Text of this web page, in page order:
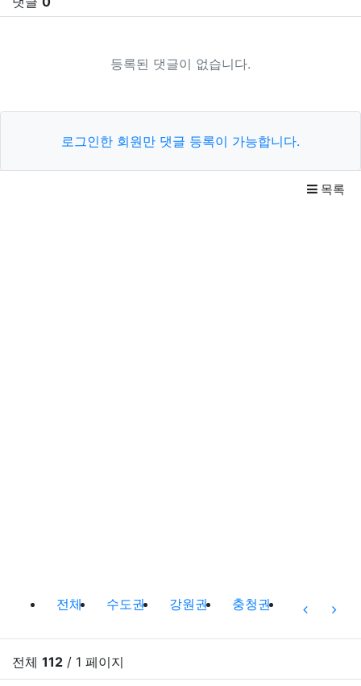
등록된 댓글이 없습니다.
로그인한 회원만 댓글 등록이 가능합니다.
목록
여행정보 분류 목록
전체 수도권 강원권 충청권 경상권
이전 분
다
전체 112 / 1 페이지